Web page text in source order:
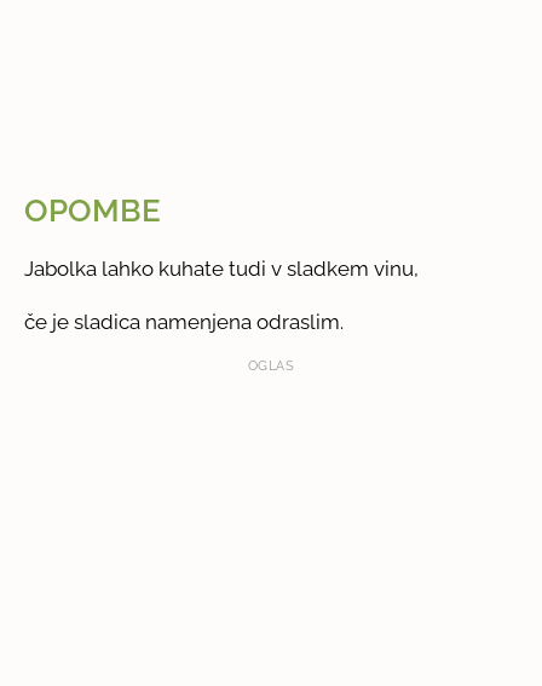
OPOMBE
Jabolka lahko kuhate tudi v sladkem vinu,
če je sladica namenjena odraslim.
OGLAS